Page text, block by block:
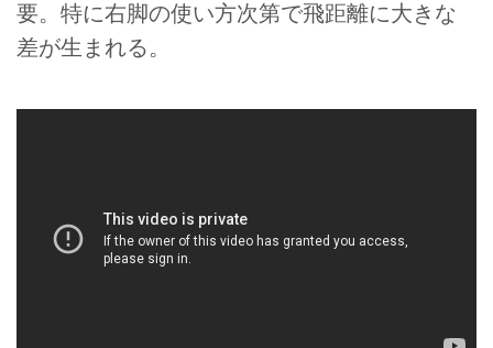
要。特に右脚の使い方次第で飛距離に大きな
差が生まれる。